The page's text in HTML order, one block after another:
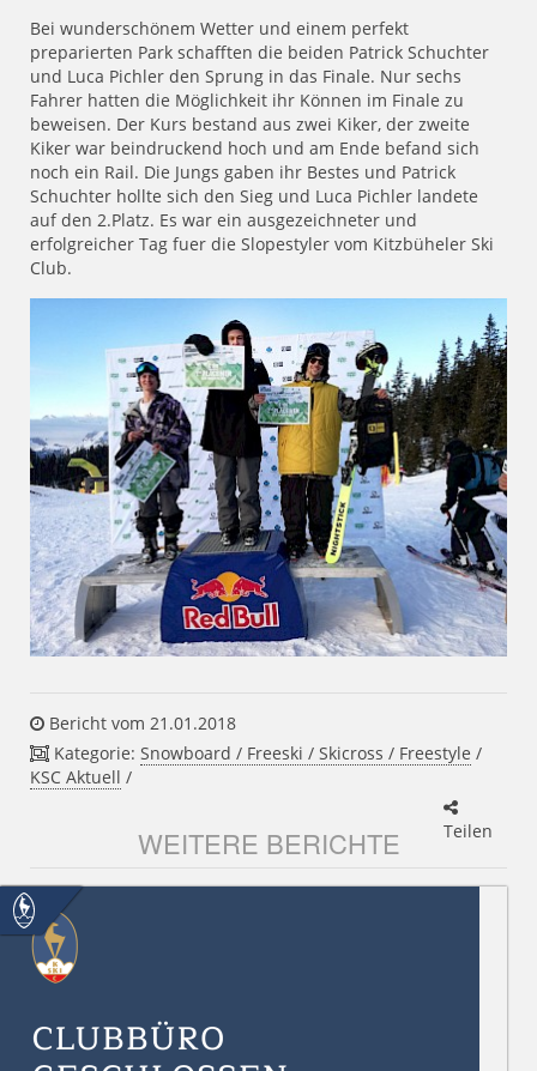
Bei wunderschönem Wetter und einem perfekt
preparierten Park schafften die beiden Patrick Schuchter
und Luca Pichler den Sprung in das Finale. Nur sechs
Fahrer hatten die Möglichkeit ihr Können im Finale zu
beweisen. Der Kurs bestand aus zwei Kiker, der zweite
Kiker war beindruckend hoch und am Ende befand sich
noch ein Rail. Die Jungs gaben ihr Bestes und Patrick
Schuchter hollte sich den Sieg und Luca Pichler landete
auf den 2.Platz. Es war ein ausgezeichneter und
erfolgreicher Tag fuer die Slopestyler vom Kitzbüheler Ski
Club.
Bericht vom 21.01.2018
Kategorie: Snowboard / Freeski / Skicross / Freestyle /
KSC Aktuell /
Teilen
WEITERE BERICHTE